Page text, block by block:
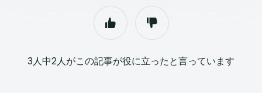
3人中2人がこの記事が役に立ったと言っています